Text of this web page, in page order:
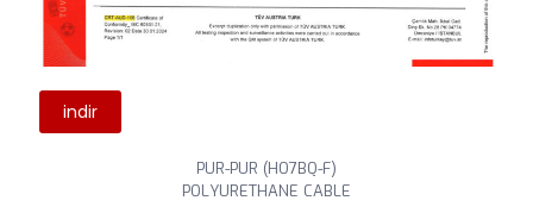
indir
PUR-PUR (HO7BQ-F)
POLYURETHANE CABLE